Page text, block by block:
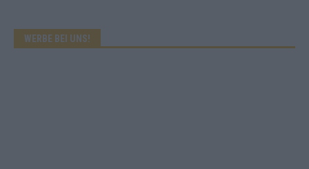
WERBE BEI UNS!